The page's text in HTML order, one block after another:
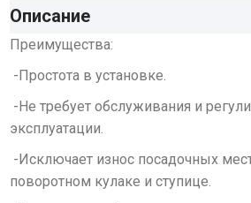
Описание
Преимущества:
-Простота в установке.
-Не требует обслуживания и
эксплуатации.
-Исключает износ посадочных
поворотном кулаке и ступице.